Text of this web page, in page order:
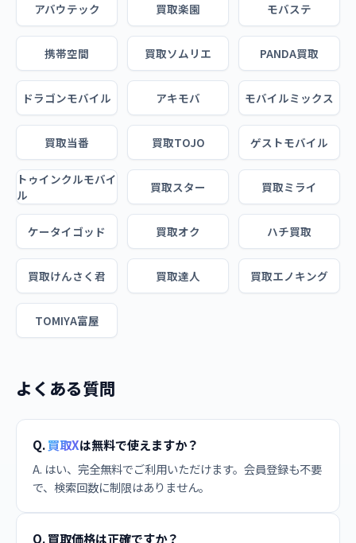
アバウテック 買取楽園 モバステ
携帯空間 買取ソムリエ PANDA買取
ドラゴンモバイル アキモバ モバイルミックス
買取当番 買取TOJO ゲストモバイル
トゥインクルモバイ
ル
買取スター 買取ミライ
ケータイゴッド 買取オク ハチ買取
買取けんさく君 買取達人 買取エノキング
TOMIYA富屋
よくある質問
Q.買取Xは無料で使えますか？
A. はい、完全無料でご利用いただけます。会員登録も不要
で、検索回数に制限はありません。
Q. 買取価格は正確ですか？